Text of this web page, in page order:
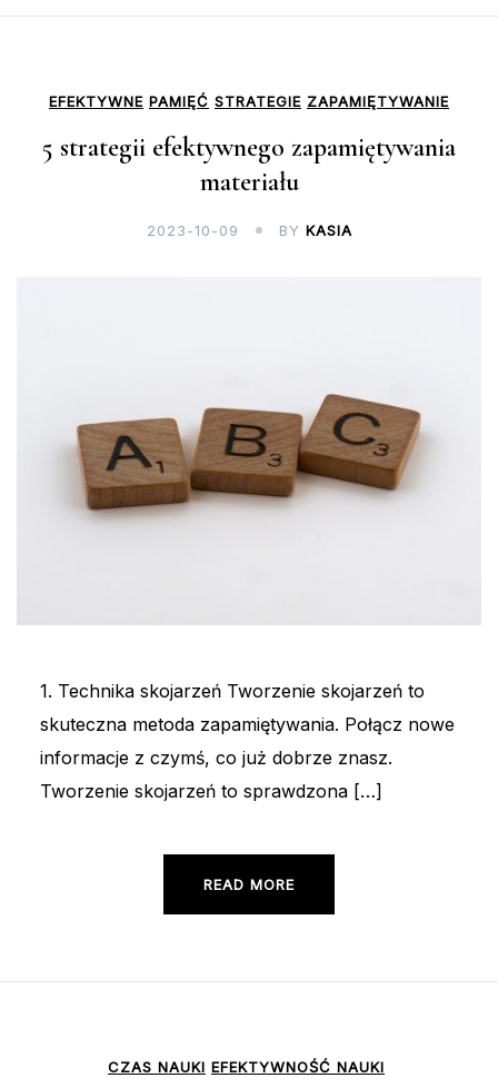
EFEKTYWNE PAMIĘĆ STRATEGIE ZAPAMIĘTYWANIE
5 strategii efektywnego zapamiętywania
materiału
2023-10-09 BY KASIA
1. Technika skojarzeń Tworzenie skojarzeń to
skuteczna metoda zapamiętywania. Połącz nowe
informacje z czymś, co już dobrze znasz.
Tworzenie skojarzeń to sprawdzona […]
READ MORE
CZAS NAUKI EFEKTYWNOŚĆ NAUKI